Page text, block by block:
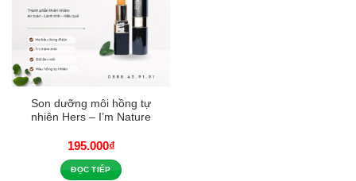
Son dưỡng môi hồng tự
nhiên Hers – I’m Nature
195.000₫
ĐỌC TIẾP